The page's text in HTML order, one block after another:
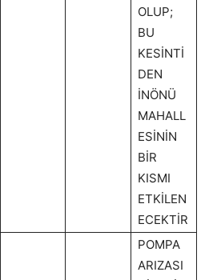
OLUP;
BU
KESİNTİ
DEN
İNÖNÜ
MAHALL
ESİNİN
BİR
KISMI
ETKİLEN
ECEKTİR
POMPA
ARIZASI